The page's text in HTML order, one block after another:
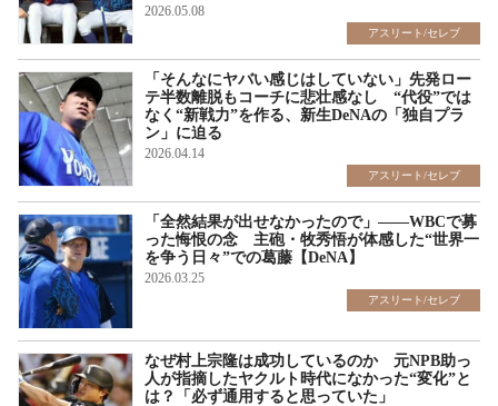
2026.05.08
アスリート/セレブ
「そんなにヤバい感じはしていない」先発ロー
テ半数離脱もコーチに悲壮感なし “代役”では
なく“新戦力”を作る、新生DeNAの「独自プラ
ン」に迫る
2026.04.14
アスリート/セレブ
「全然結果が出せなかったので」――WBCで募
った悔恨の念 主砲・牧秀悟が体感した“世界一
を争う日々”での葛藤【DeNA】
2026.03.25
アスリート/セレブ
なぜ村上宗隆は成功しているのか 元NPB助っ
人が指摘したヤクルト時代になかった“変化”と
は？「必ず通用すると思っていた」